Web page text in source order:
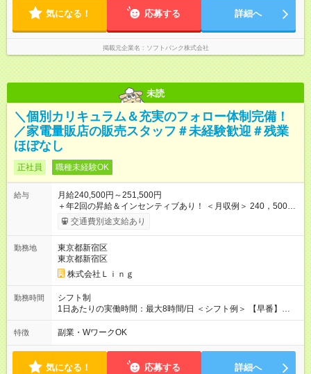
気になる！ 応募する 詳細へ
掲載元企業名 ソフトバンク株式会社
未読
＼個別カリキュラム＆充実のフォロー体制完備！
／家電量販店の販売スタッフ＃未経験歓迎＃残業
ほぼなし
正社員 職種未経験OK
給与
月給240,500円～251,500円
＋年2回の昇給＆インセンティブあり！ ＜月収例＞ 240，500円
～＋インセンティブ＋賞与＋諸手当 ◎経験・能力を考慮し、決
定します。 ◎残業が発生した場合は、時間外手当を別途全額支
評価するため、年2回の昇給機会を設けています。 さらに、店舗
目標の達成に応じてインセンティブを支給。 チームで協力して
得られる達成感は格別です♪ また、「家電アドバイザー」などの
資格を取得すれば、資格手当も支給。 スキルアップが収入アッ
プに繋がる環境です！ 【試用期間】試用期間あり 試用期間の長
さ：3ヶ月 ※ 雇用形態と給与に、本採用時と異なる部分がありま
す。
交通費別途支給あり
勤務地
東京都新宿区
東京都新宿区
株式会社Ｌｉｎｇ
勤務時間
シフト制
1日あたりの実働時間：最大8時間/日 ＜シフト例＞ 【早番】
10:00～19:00 【遅番】12:00～21:00 ◎それぞれのご事情に合わ
せて、できるだけシフトも調整します！ ＼残業はありません！
頭、大切な人たちと過ごすなど、プライベートもしっかり大切
にしながらご活躍いただけます♪
特徴 副業・WワークOK
気になる！ 応募する 詳細へ